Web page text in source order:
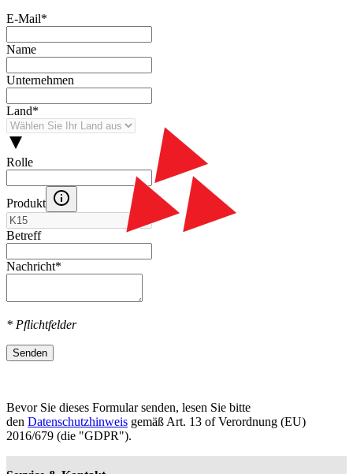
E-Mail*
Name
Unternehmen
Land*
Rolle
Produkt
Betreff
Nachricht*
* Pflichtfelder
Senden
Bevor Sie dieses Formular senden, lesen Sie bitte
den Datenschutzhinweis gemäß Art. 13 оf Verordnung (EU)
2016/679 (die "GDPR").